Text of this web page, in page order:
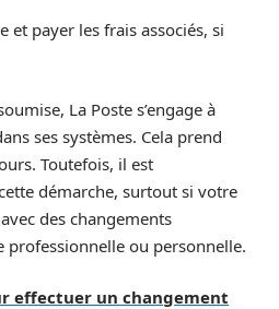
et payer les frais associés, si
La Poste s’engage à
ses systèmes. Cela prend
Toutefois, il est
démarche, surtout si votre
des changements
ou personnelle.
effectuer un changement